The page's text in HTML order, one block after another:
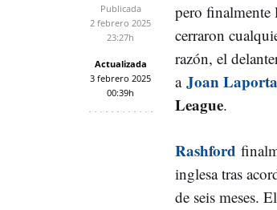
Publicada
2 febrero 2025
23:27h
Actualizada
3 febrero 2025
00:39h
pero finalmente
cerraron
razón, el
a Joan Laporta
League.
Rashford
inglesa tras
de seis meses.